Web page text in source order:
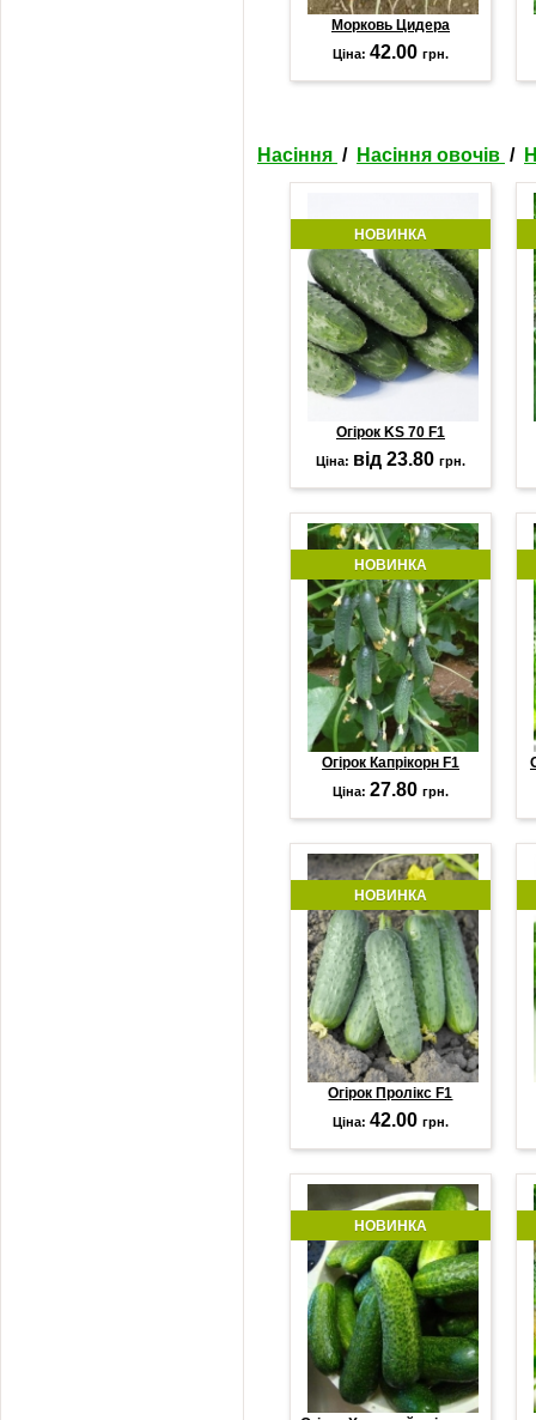
Морковь Цидера
Ціна: 42.00 грн.
Насіння / Насіння овочів /
НОВИНКА
Огірок KS 70 F1
Ціна: від 23.80 грн.
НОВИНКА
Огірок Капрікорн F1
Ціна: 27.80 грн.
НОВИНКА
Огірок Пролікс F1
Ціна: 42.00 грн.
НОВИНКА